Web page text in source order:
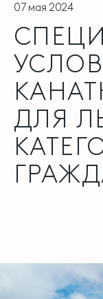
07 мая 2024
ДЛЯ